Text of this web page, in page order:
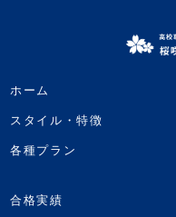
ホーム
スタイル・特徴
各種プラン
合格実績